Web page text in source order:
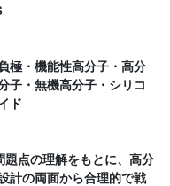
極・機能性高分子・高分
子・無機高分子・シリコ
ド
点の理解をもとに、高分
計の両面から合理的で戦